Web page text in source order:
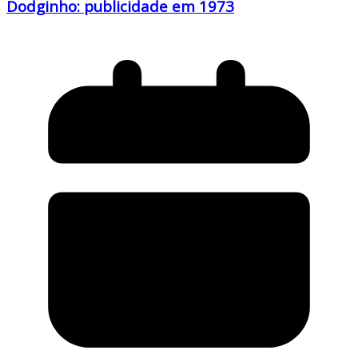
Dodginho: publicidade em 1973